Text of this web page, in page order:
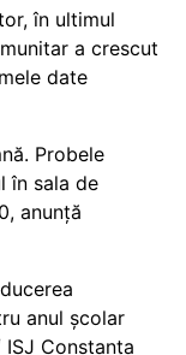
în ultimul
a crescut
date
Probele
în sala de
anunță
anul școlar
Constanța